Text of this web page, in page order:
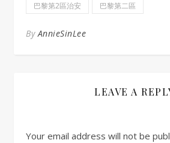
巴黎第2區治安
巴黎第二區
ByAnnieSinLee
LEAVE A
Your email address will not be